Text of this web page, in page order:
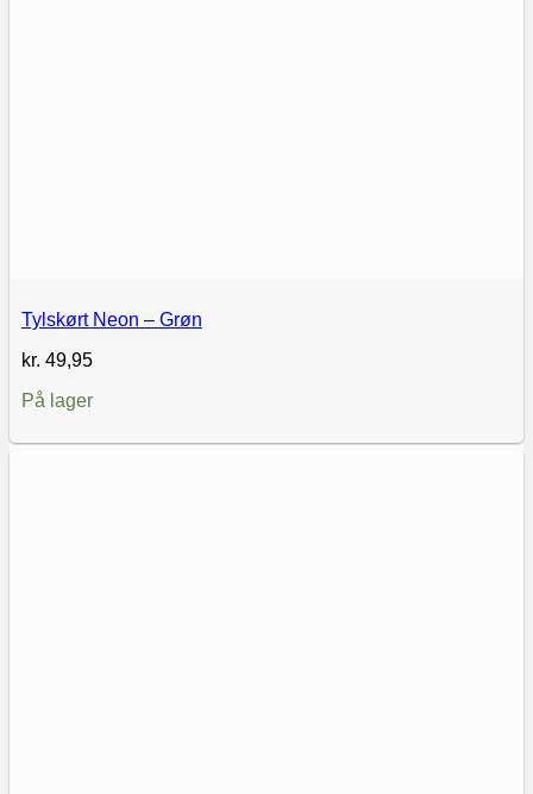
Tylskørt Neon – Grøn
kr. 49,95
På lager